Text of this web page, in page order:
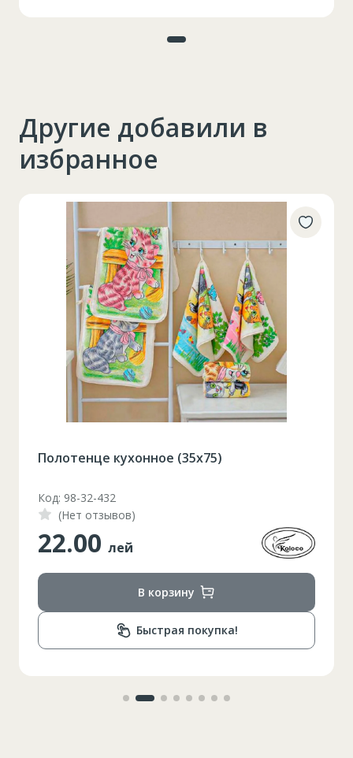
Другие добавили в
избранное
Полотенце кухонное (35x75)
Код: 98-32-432
(Нет отзывов)
22.00 лей
В корзину
Быстрая покупка!